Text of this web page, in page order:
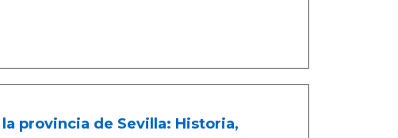
provincia de Sevilla: Historia,